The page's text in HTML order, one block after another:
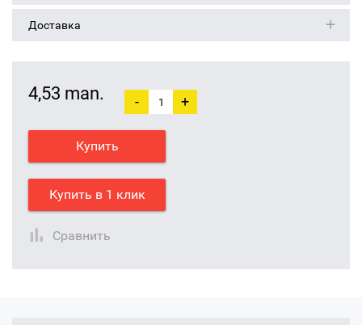
Доставка
4,53 man. - +
Купить
Купить в 1 клик
Сравнить